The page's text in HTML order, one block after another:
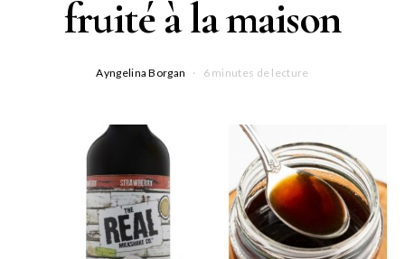
fruité à la maison
Ayngelina Borgan 6 minutes de lecture